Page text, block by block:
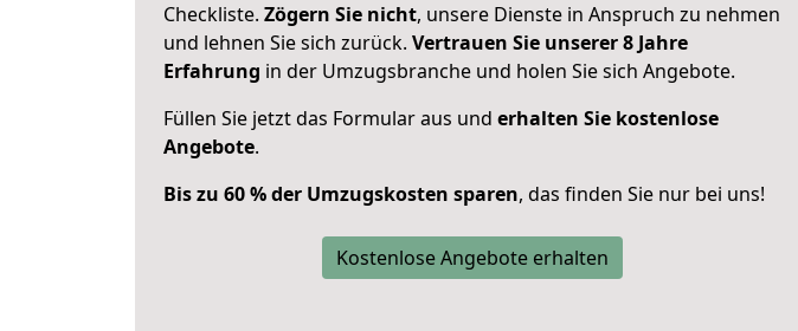
Checkliste. Zögern Sie nicht, unsere Dienste in Anspruch zu nehmen
und lehnen Sie sich zurück. Vertrauen Sie unserer 8 Jahre
Erfahrung in der Umzugsbranche und holen Sie sich Angebote.
Füllen Sie jetzt das Formular aus und erhalten Sie kostenlose
Angebote.
Bis zu 60 % der Umzugskosten sparen, das finden Sie nur bei uns!
Kostenlose Angebote erhalten